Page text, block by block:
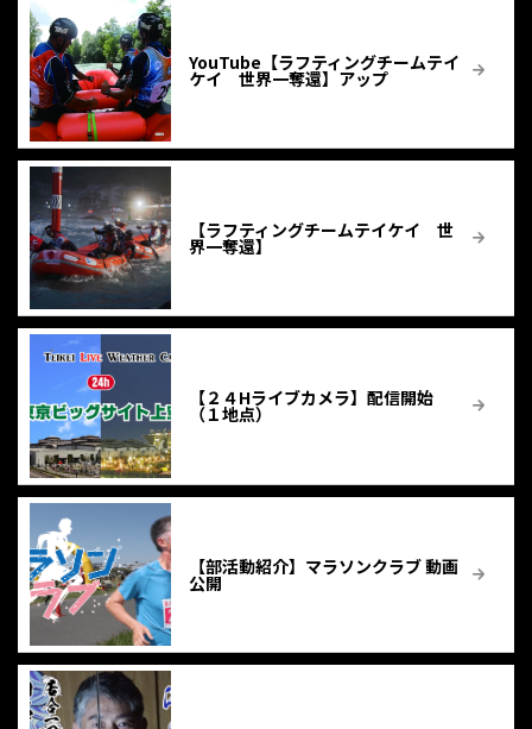
YouTube【ラフティングチームテイ
ケイ 世界一奪還】アップ
【ラフティングチームテイケイ 世
界一奪還】
【２４Hライブカメラ】配信開始
（１地点）
【部活動紹介】マラソンクラブ 動画
公開